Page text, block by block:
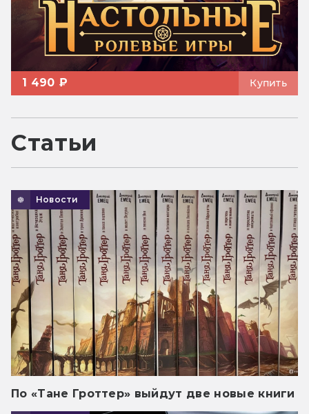
1 490 ₽ Купить
Статьи
Новости
По «Тане Гроттер» выйдут две новые книги